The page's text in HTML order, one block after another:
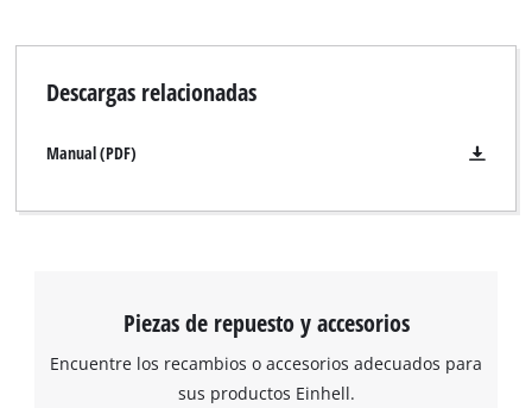
Descargas relacionadas
Manual (PDF)
Piezas de repuesto y accesorios
Encuentre los recambios o accesorios adecuados para
sus productos Einhell.